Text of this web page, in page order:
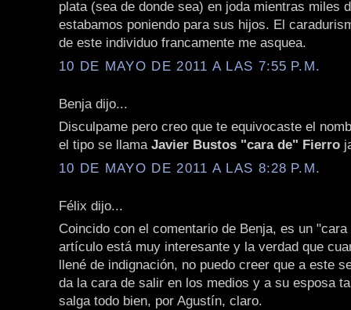
plata (sea de donde sea) en joda mientras miles
estabamos poniendo para sus hijos. El
de este individuo francamente me asquea.
10 DE MAYO DE 2011 A LAS 7:55 P.M.
Benja dijo...
Disculpame pero creo que te equivocaste el
el tipo se llama Javier Bustos "cara de" Fierro
10 DE MAYO DE 2011 A LAS 8:28 P.M.
Félix dijo...
Coincido con el comentario de Benja, es un
artículo está muy interesante y la verdad que
llené de indignación, no puedo creer que a este
da la cara de salir en los medios y a su esposa
salga todo bien, por Agustín, claro.